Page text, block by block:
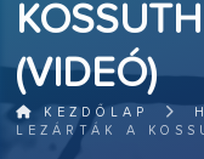
(VIDEÓ)
KEZDŐLAP
LEZÁRTÁK A